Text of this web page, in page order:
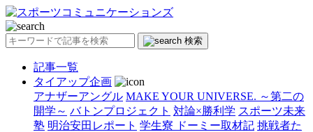
検索
記事一覧
タイアップ企画
アナザーアングル MAKE YOUR UNIVERSE. ～第二の
開学～ バトンプロジェクト 対論×勝利学 スポーツ未来
塾 明治安田レポート 学生寮 ドーミー取材記 挑戦者た